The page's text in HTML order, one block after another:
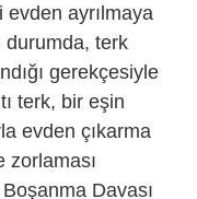
evden ayrılmaya
durumda, terk
gerekçesiyle
terk, bir eşin
evden çıkarma
zorlaması
Davası